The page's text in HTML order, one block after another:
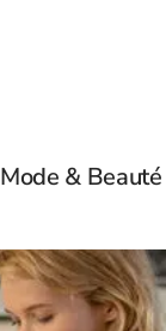
Mode & Beauté